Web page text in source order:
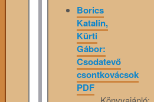
Borics
Katalin,
Kürti
Gábor:
Csodatevő
csontkovácsok
PDF